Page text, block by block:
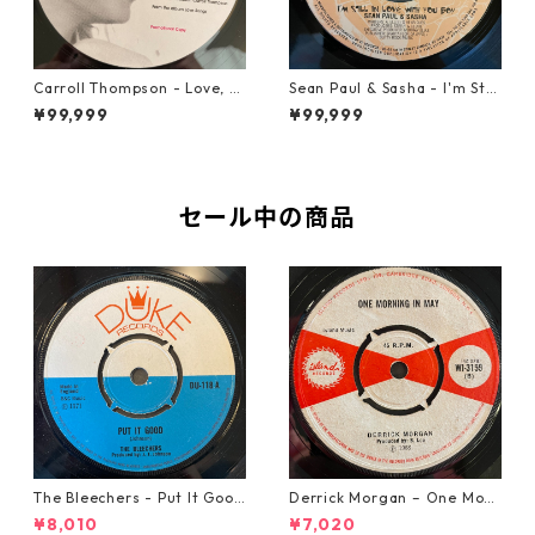
Carroll Thompson - Love, N
eed And Want You【12-2198
3】
¥99,999
Sean Paul & Sasha - I'm Still
In Love With You Boy【7-218
78】
¥99,999
セール中の商品
The Bleechers - Put It Good
【7-21637】
¥8,010
Derrick Morgan – One Morn
ing In May【7-21653】
¥7,020